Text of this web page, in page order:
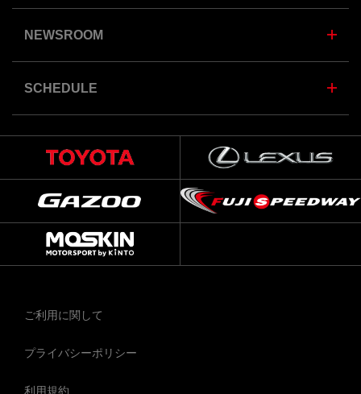
NEWSROOM
SCHEDULE
ご利用に関して
プライバシーポリシー
利用規約